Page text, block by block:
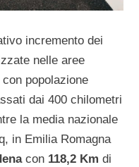
incremento dei
nelle aree
popolazione
dai 400 chilometri
la media nazionale
in Emilia Romagna
con 118,2 Km di